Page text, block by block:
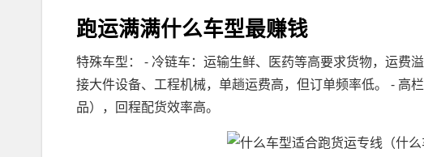
跑运满满什么车型最赚钱
特殊车型： - 冷链车：运输生鲜、医药等高要求货物，运费
接大件设备、工程机械，单趟运费高，但订单频率低。 - 高
品），回程配货效率高。